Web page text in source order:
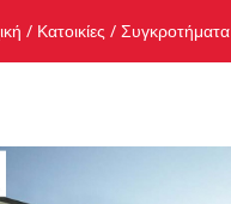
/ Κατοικίες / Συγκροτήματα